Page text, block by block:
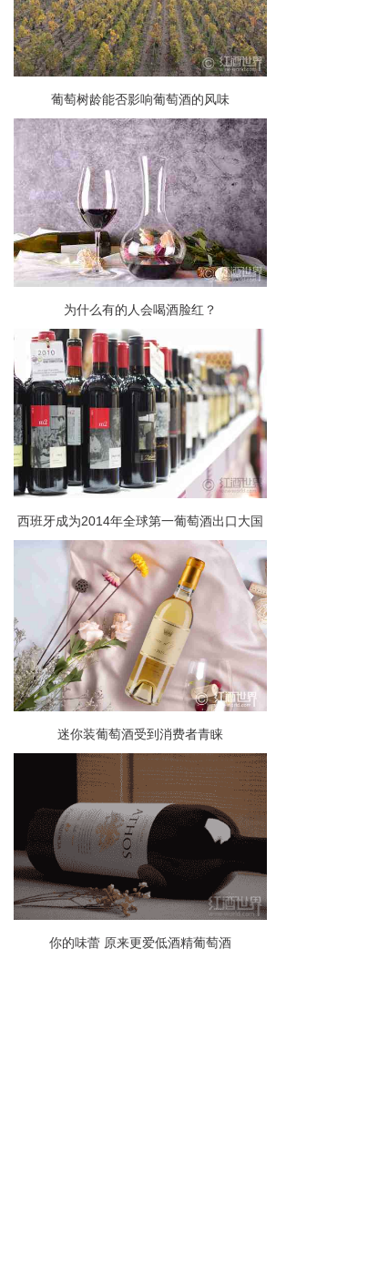
葡萄树龄能否影响葡萄酒的风味
为什么有的人会喝酒脸红？
西班牙成为2014年全球第一葡萄酒出口大国
迷你装葡萄酒受到消费者青睐
你的味蕾 原来更爱低酒精葡萄酒